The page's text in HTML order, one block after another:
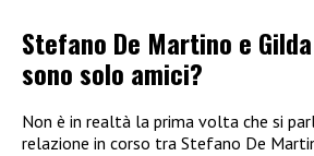
Stefano De Martino e
sono solo amici?
Non è in realtà la prima volta che si
relazione in corso tra Stefano De